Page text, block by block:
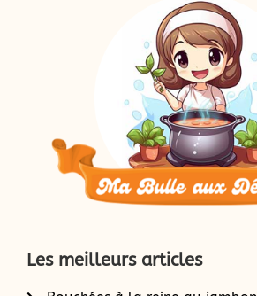
Les meilleurs articles